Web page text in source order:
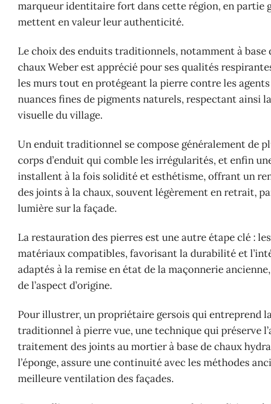
marqueur identitaire fort dans cette région, en
mettent en valeur leur authenticité.
Le choix des enduits traditionnels, notamment à
chaux Weber est apprécié pour ses qualités
les murs tout en protégeant la pierre contre les
nuances fines de pigments naturels, respectant ainsi
visuelle du village.
Un enduit traditionnel se compose généralement de
corps d’enduit qui comble les irrégularités, et enfin
installent à la fois solidité et esthétisme, offrant un
des joints à la chaux, souvent légèrement en retrait,
lumière sur la façade.
La restauration des pierres est une autre étape clé :
matériaux compatibles, favorisant la durabilité et
adaptés à la remise en état de la maçonnerie
de l’aspect d’origine.
Pour illustrer, un propriétaire gersois qui entreprend
traditionnel à pierre vue, une technique qui préserve
traitement des joints au mortier à base de chaux
l’éponge, assure une continuité avec les méthodes
meilleure ventilation des façades.